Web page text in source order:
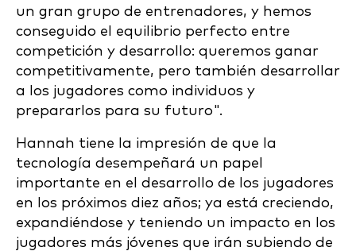
un gran grupo de entrenadores, y hemos
conseguido el equilibrio perfecto entre
competición y desarrollo: queremos ganar
competitivamente, pero también desarrollar
a los jugadores como individuos y
prepararlos para su futuro".
Hannah tiene la impresión de que la
tecnología desempeñará un papel
importante en el desarrollo de los jugadores
en los próximos diez años; ya está creciendo,
expandiéndose y teniendo un impacto en los
jugadores más jóvenes que irán subiendo de